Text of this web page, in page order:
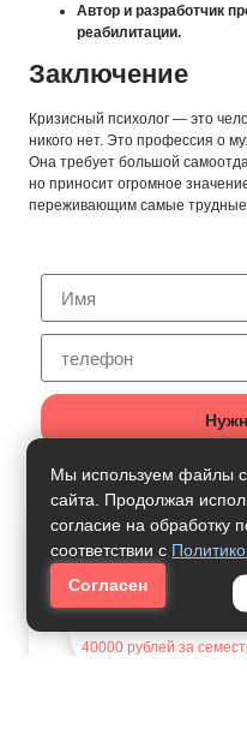
Автор и разработчик
реабилитации.
Заключение
Кризисный психолог — это
никого нет. Это профессия о
Она требует большой
но приносит огромное
переживающим самые
Как Получить
40000 рублей за
Мы используем файлы
сайта. Продолжая
согласие на обработку
соответствии с
Согласен